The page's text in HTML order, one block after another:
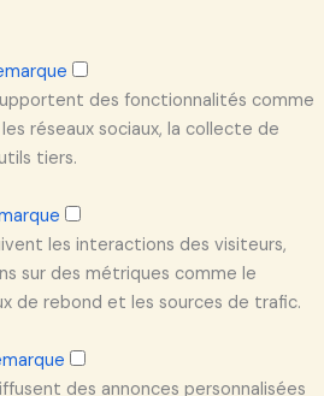
des fonctionnalités comme
réseaux sociaux, la collecte de
tiers.
les interactions des visiteurs,
sur des métriques comme le
de rebond et les sources de trafic.
des annonces personnalisées